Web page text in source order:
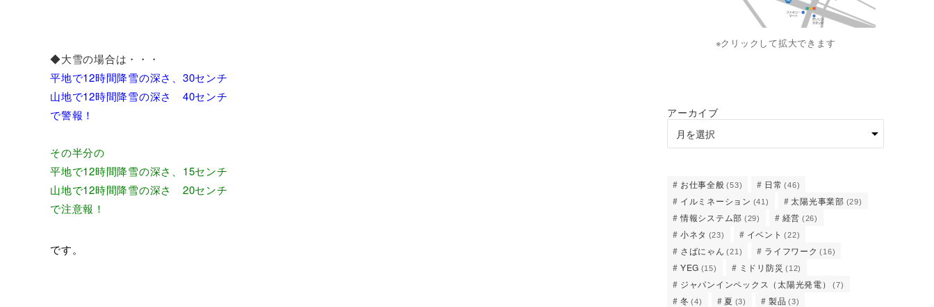
◆大雪の場合は・・・
平地で12時間降雪の深さ、30センチ
山地で12時間降雪の深さ 40センチ
で警報！
その半分の
平地で12時間降雪の深さ、15センチ
山地で12時間降雪の深さ 20センチ
で注意報！
です。
※クリックして拡大できます
アーカイブ
お仕事全般 (53) 日常 (46)
イルミネーション (41) 太陽光事業部 (29)
情報システム部 (29) 経営 (26)
小ネタ (23) イベント (22)
さばにゃん (21) ライフワーク (16)
YEG (15) ミドリ防災 (12)
ジャパンインペックス（太陽光発電） (7)
冬 (4) 夏 (3) 製品 (3)